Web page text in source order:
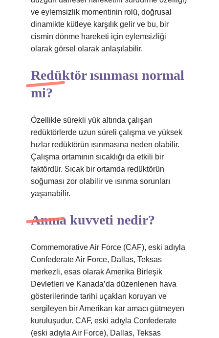
ve eylemsizlik momentinin rolü, doğrusal
dinamikte kütleye karşılık gelir ve bu, bir
cismin dönme hareketi için eylemsizliği
olarak görsel olarak anlaşılabilir.
Redüktör ısınması normal
mi?
Özellikle sürekli yük altında çalışan
redüktörlerde uzun süreli çalışma ve yüksek
hızlar redüktörün ısınmasına neden olabilir.
Çalışma ortamının sıcaklığı da etkili bir
faktördür. Sıcak bir ortamda redüktörün
soğuması zor olabilir ve ısınma sorunları
yaşanabilir.
Anma kuvveti nedir?
Commemorative Air Force (CAF), eski adıyla
Confederate Air Force, Dallas, Teksas
merkezli, esas olarak Amerika Birleşik
Devletleri ve Kanada’da düzenlenen hava
gösterilerinde tarihi uçakları koruyan ve
sergileyen bir Amerikan kar amacı gütmeyen
kuruluşudur. CAF, eski adıyla Confederate
(eski adıyla Air Force), Dallas, Teksas